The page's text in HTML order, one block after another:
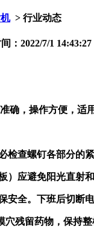
> 行业动态
：2022/7/1 14:43:27
确，操作方便，适
检查螺钉各部分的
）应避免阳光直射
安全。下班后切断电
残留药物，保持